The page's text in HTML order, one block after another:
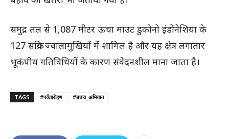
समुद्र तल से 1,087 मीटर ऊंचा माउंट डुकोनो इंडोनेशिया के
127 सक्रिय ज्वालामुखियों में शामिल है और यह क्षेत्र लगातार
भूकंपीय गतिविधियों के कारण संवेदनशील माना जाता है।
TAGS #पर्वतारोहण #बचाव_अभियान